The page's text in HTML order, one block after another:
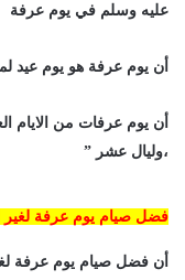
عليه وسلم في يوم عرفة
أن يوم عرفة هو يوم عيد
أن يوم عرفات من الايام
،وليال عشر ”
فضل صيام يوم عرفة لغير
أن فضل صيام يوم عرفة